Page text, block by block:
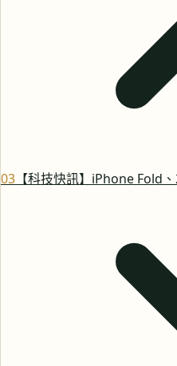
03 【科技快訊】iPhone Fold